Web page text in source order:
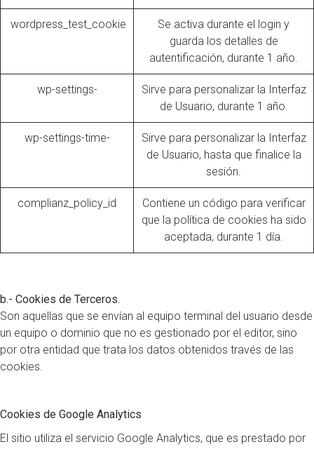
wordpress_test_cookie
Se activa durante el login y
guarda los detalles de
autentificación, durante 1 año.
wp-settings-
Sirve para personalizar la Interfaz
de Usuario, durante 1 año.
wp-settings-time-
Sirve para personalizar la Interfaz
de Usuario, hasta que finalice la
sesión.
complianz_policy_id
Contiene un código para verificar
que la política de cookies ha sido
aceptada, durante 1 día.
b.- Cookies de Terceros.
Son aquellas que se envían al equipo terminal del usuario desde
un equipo o dominio que no es gestionado por el editor, sino
por otra entidad que trata los datos obtenidos través de las
cookies.
Cookies de Google Analytics
El sitio utiliza el servicio Google Analytics, que es prestado por